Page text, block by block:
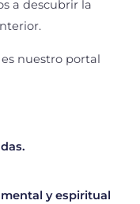
a descubrir la
nuestro portal
y espiritual